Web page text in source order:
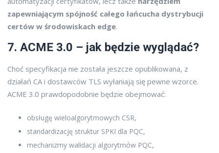
zapewniającym spójność całego łańcucha dystrybucji
certów w środowiskach edge.
7. ACME 3.0 – jak będzie wyglądać?
Choć specyfikacja nie została jeszcze opublikowana, z
działań CA i dostawców TLS wyłaniają się pewne wzorce.
ACME 3.0 prawdopodobnie będzie obejmować:
obsługę wieloalgorytmowych CSR,
standardizację struktur SPKI dla PQC,
mechanizmy walidacji algorytmów PQC,